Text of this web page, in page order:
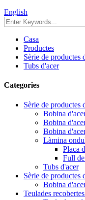
English
Casa
Productes
Sèrie de productes
Tubs d'acer
Categories
Sèrie de productes
Bobina
Bobina
Bobina
Làmina
Placa
Full
Tubs d'acer
Sèrie de productes
Bobina
Teulades